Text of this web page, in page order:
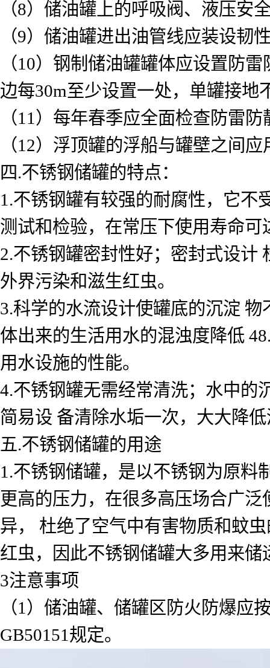
（8）储油罐上的呼吸阀、液压安
（9）储油罐进出油管线应装设韧
（10）钢制储油罐罐体应设置防
边每30m至少设置一处，单罐接地
（11）每年春季应全面检查防雷
（12）浮顶罐的浮船与罐壁之间
四.不锈钢储罐的特点：
1.不锈钢罐有较强的耐腐性，它不
测试和检验，在常压下使用寿命可
2.不锈钢罐密封性好；密封式设计
外界污染和滋生红虫。
3.科学的水流设计使罐底的沉淀
体出来的生活用水的混浊度降低
用水设施的性能。
4.不锈钢罐无需经常清洗；水中的
简易设 备清除水垢一次，大大降
五.不锈钢储罐的用途
1.不锈钢储罐，是以不锈钢为原料
更高的压力，在很多高压场合广
异， 杜绝了空气中有害物质和蚊
红虫，因此不锈钢储罐大多用来
3注意事项
（1）储油罐、储罐区防火防爆应
GB50151规定。